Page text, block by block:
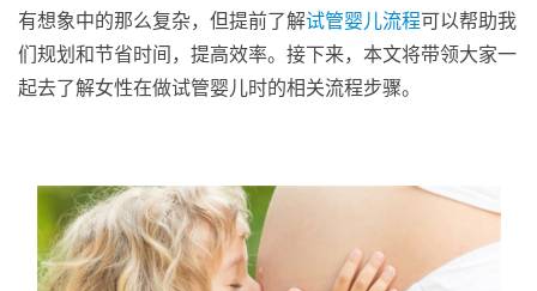
有想象中的那么复杂，但提前了解试管婴儿流程可以帮助我
们规划和节省时间，提高效率。接下来，本文将带领大家一
起去了解女性在做试管婴儿时的相关流程步骤。